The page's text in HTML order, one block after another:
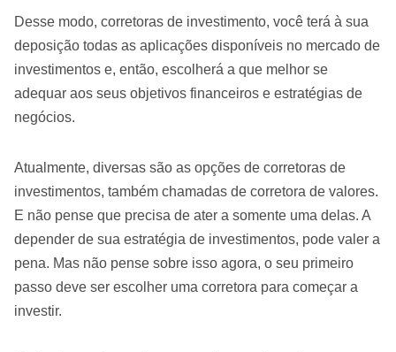
Desse modo, corretoras de investimento, você terá à sua
deposição todas as aplicações disponíveis no mercado de
investimentos e, então, escolherá a que melhor se
adequar aos seus objetivos financeiros e estratégias de
negócios.
Atualmente, diversas são as opções de corretoras de
investimentos, também chamadas de corretora de valores.
E não pense que precisa de ater a somente uma delas. A
depender de sua estratégia de investimentos, pode valer a
pena. Mas não pense sobre isso agora, o seu primeiro
passo deve ser escolher uma corretora para começar a
investir.